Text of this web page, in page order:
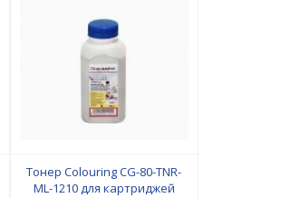
Тонер Colouring CG-80-TNR-
ML-1210 для картриджей